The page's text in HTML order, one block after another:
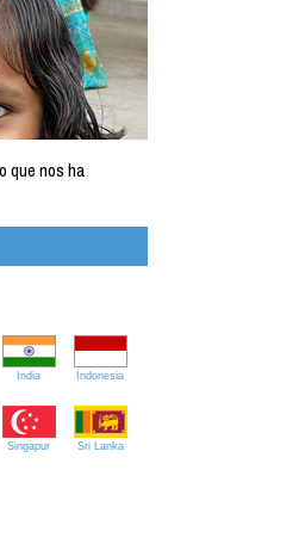
que nos ha
India Indonesia
Singapur Sri Lanka